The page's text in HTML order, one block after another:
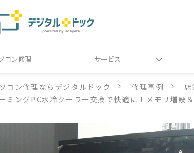
コン修理 サービス
コン修理ならデジタルドック 修理事例
ミングPC水冷クーラー交換で快適に！メモリ増設